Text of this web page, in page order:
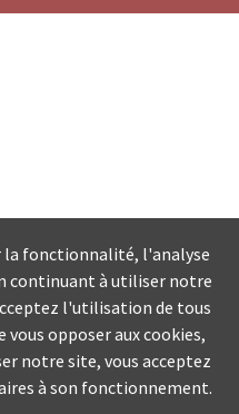
la fonctionnalité, l'analyse
continuant à utiliser notre
l'utilisation de tous
vous opposer aux cookies,
notre site, vous acceptez
à son fonctionnement.